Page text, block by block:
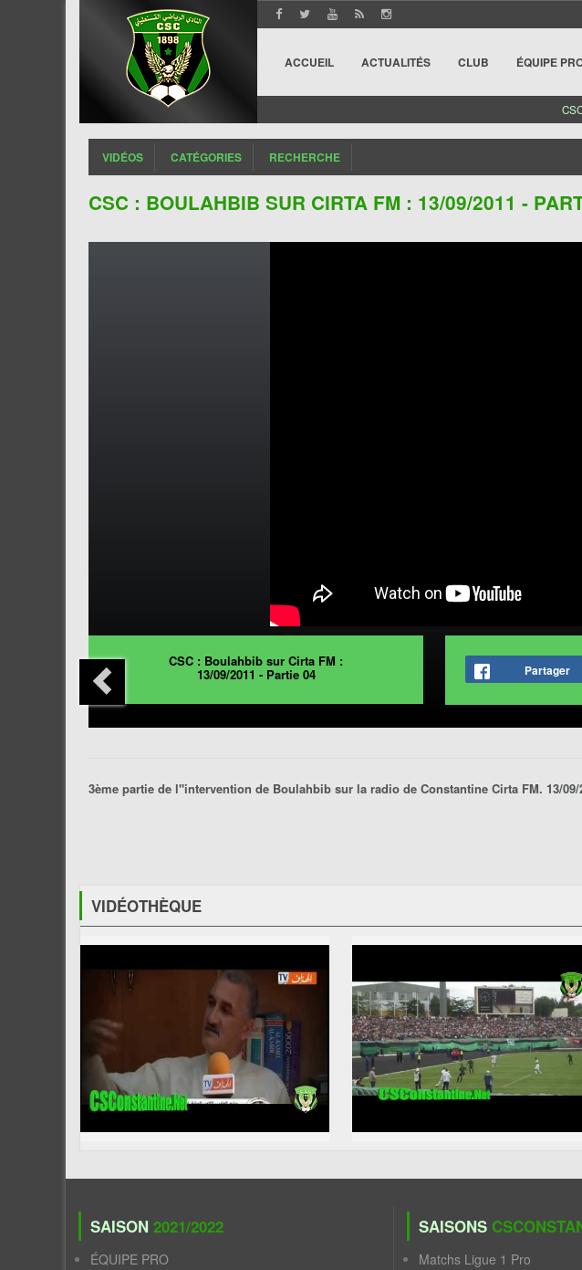
ACCUEIL ACTUALITÉS CLUB ÉQUIPE
VIDÉOS CATÉGORIES RECHERCHE
CSC : BOULAHBIB SUR CIRTA FM : 13/09/2011 -
CSC : Boulahbib sur Cirta FM :
13/09/2011 - Partie 04 Partager
3ème partie de l''intervention de Boulahbib sur la radio de Constantine Cirta FM. 13/09/
VIDÉOTHÈQUE
SAISON 2021/2022
ÉQUIPE PRO
SAISONS
Matchs Ligue 1 Pro